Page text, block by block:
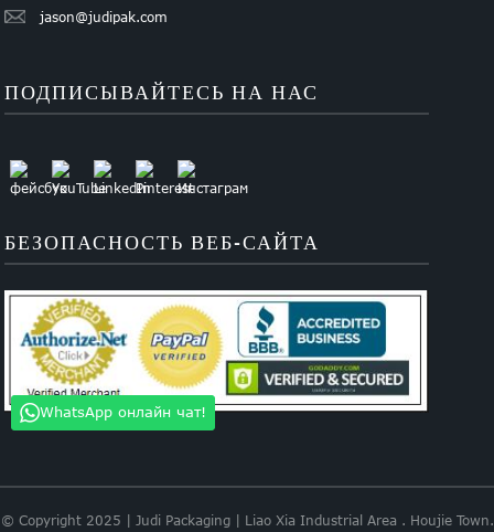
jason@judipak.com
ПОДПИСЫВАЙТЕСЬ НА НАС
БЕЗОПАСНОСТЬ ВЕБ-САЙТА
WhatsApp онлайн чат!
© Copyright 2025 | Judi Packaging | Liao Xia Industrial Area . Houjie Town.